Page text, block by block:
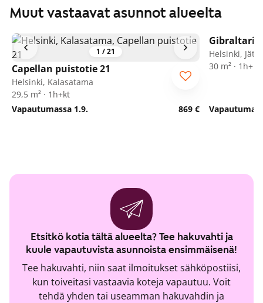
Muut vastaavat asunnot alueelta
1 /21
Capellan puistotie 21
Helsinki, Kalasatama
29,5 m² · 1h+kt
Vapautumassa 1.9.
869 €
Helsinki,
30 m² · 1h+kt
Etsitkö kotia tältä alueelta? Tee hakuvahti ja
kuule vapautuvista asunnoista ensimmäisenä!
Tee hakuvahti, niin saat ilmoitukset sähköpostiisi,
kun toiveitasi vastaavia koteja vapautuu. Voit
tehdä yhden tai useamman hakuvahdin ja